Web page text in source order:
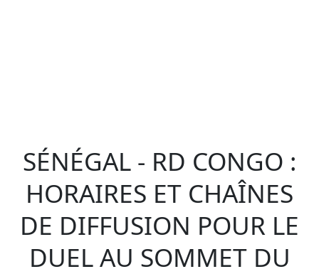
SÉNÉGAL - RD CONGO :
HORAIRES ET CHAÎNES
DE DIFFUSION POUR LE
DUEL AU SOMMET DU